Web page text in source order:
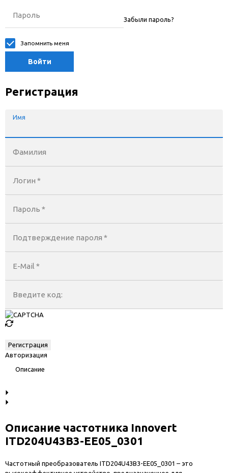
Пароль Забыли пароль?
Запомнить меня
Войти
Регистрация
Имя
Фамилия
Логин *
Пароль *
Подтверждение пароля *
E-Mail *
Введите код:
Авторизация
Описание
Описание частотника Innovert
ITD204U43B3-EE05_0301
Частотный преобразователь ITD204U43B3-EE05_0301 – это